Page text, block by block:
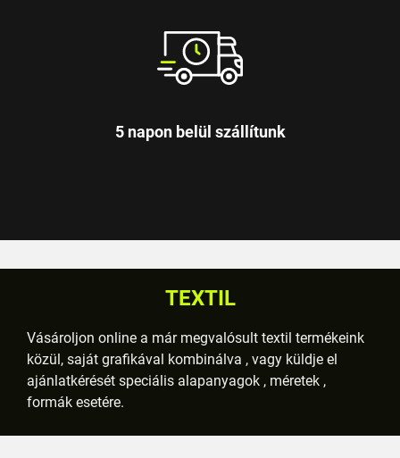
5 napon belül szállítunk
TEXTIL
Vásároljon online a már megvalósult textil termékeink
közül, saját grafikával kombinálva , vagy küldje el
ajánlatkérését speciális alapanyagok , méretek ,
formák esetére.